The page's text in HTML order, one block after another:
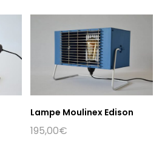
Lampe Moulinex Edison
195,00€